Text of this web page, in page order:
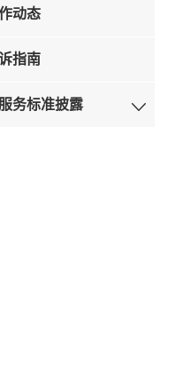
动态
指南
务标准披露